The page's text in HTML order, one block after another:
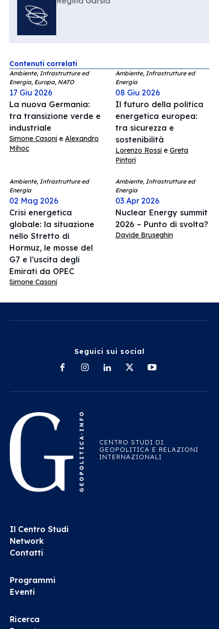
Contenuti correlati
Ambiente, Infrastrutture ed
Energia, Europa, NATO
17 Giu 2026
La nuova Germania:
tra transizione verde e
industriale
Simone Casoni e Alexandro
Mihoc
Ambiente, Infrastrutture ed
Energia
08 Giu 2026
Il futuro della politica
energetica europea:
tra sicurezza e
sostenibilità
Lorenzo Rossi e Greta
Pintori
Ambiente, Infrastrutture ed
Energia
02 Mag 2026
Crisi energetica
globale: la situazione
nello Stretto di
Hormuz, le mosse del
G7 e l’uscita degli
Emirati da OPEC
Simone Casoni
Ambiente, Infrastrutture ed
Energia
03 Apr 2026
Nuclear Energy summit
2026 – Punto di svolta?
Davide Bruseghin
Seguici sui social
CENTRO STUDI DI
GEOPOLITICA E RELAZIONI
INTERNAZIONALI
Il Centro Studi
Network
Contatti
Programmi
Eventi
Ricerca